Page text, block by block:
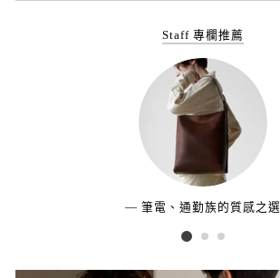
Staff 專欄推薦
筆電、通勤族的質感之選